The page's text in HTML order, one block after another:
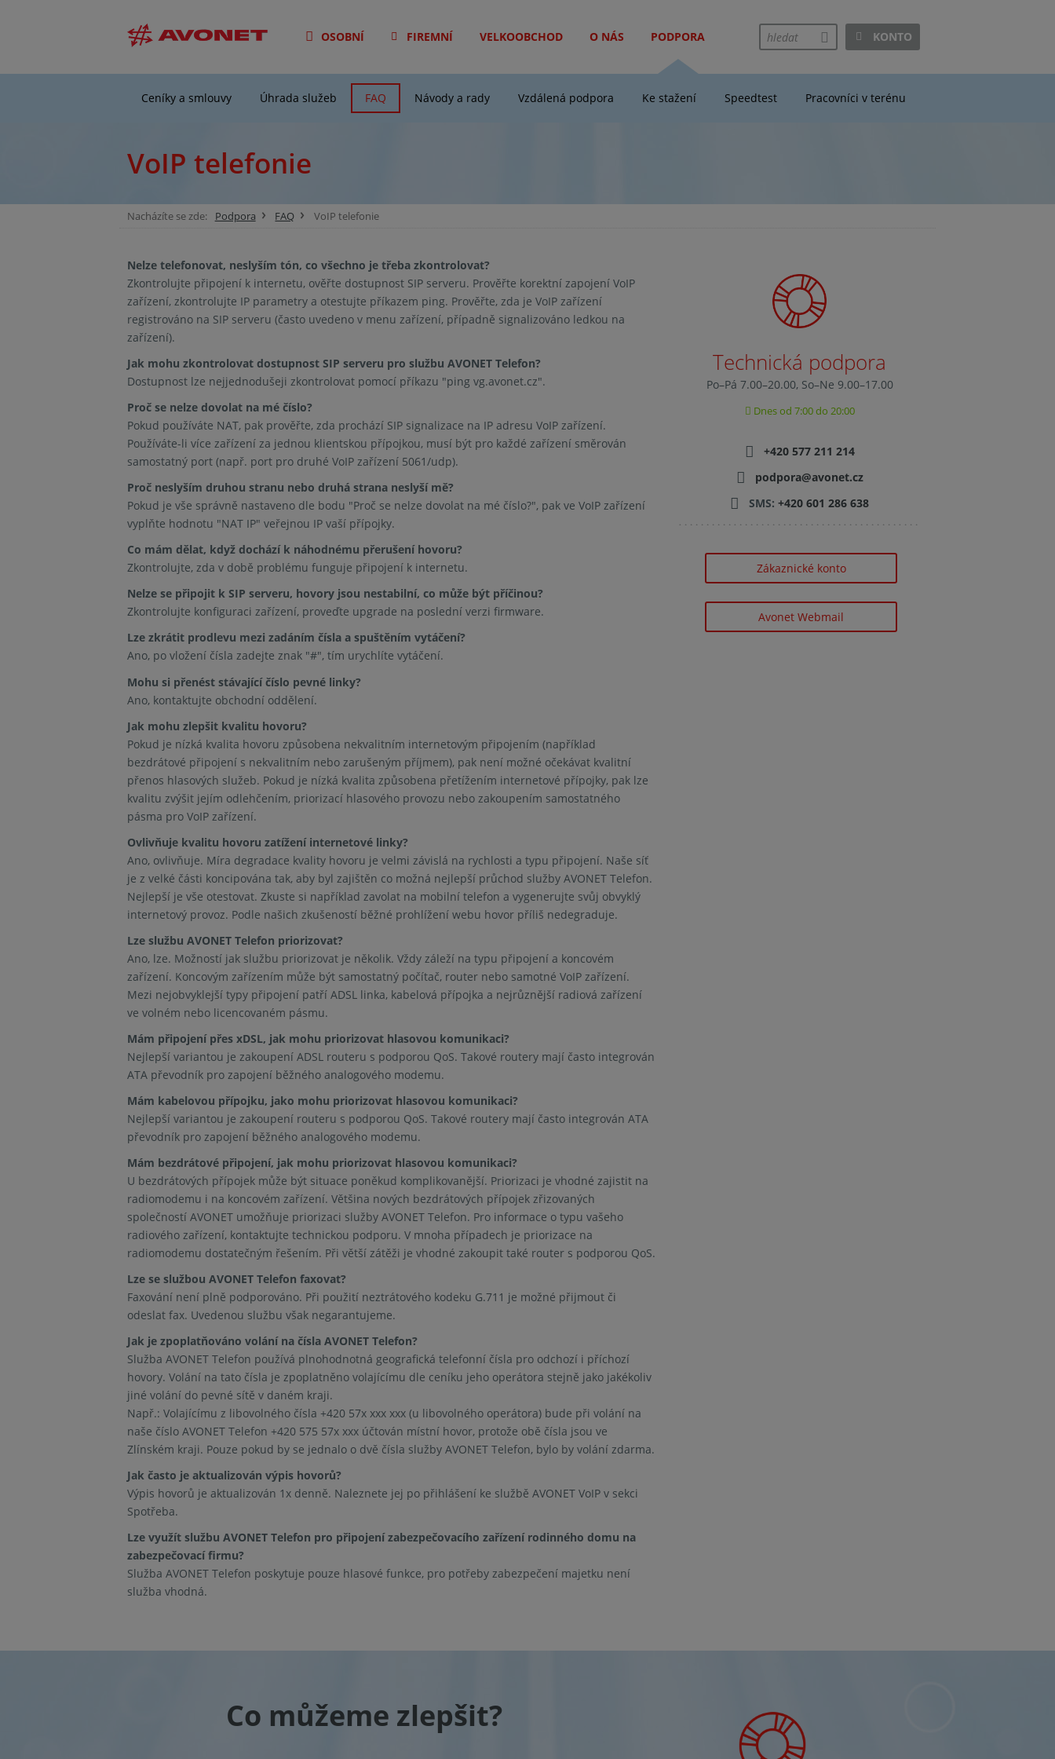
KONTO
OSOBNÍ FIREMNÍ VELKOOBCHOD O NÁS PODPORA
Ceníky a smlouvy Úhrada služeb FAQ Návody a rady Vzdálená podpora Ke stažení Speedtest Pracovníci v terénu
VoIP telefonie
Nacházíte se zde: Podpora FAQ VoIP telefonie
Nelze telefonovat, neslyším tón, co všechno je třeba zkontrolovat?
Zkontrolujte připojení k internetu, ověřte dostupnost SIP serveru. Prověřte korektní zapojení VoIP
zařízení, zkontrolujte IP parametry a otestujte příkazem ping. Prověřte, zda je VoIP zařízení
registrováno na SIP serveru (často uvedeno v menu zařízení, případně signalizováno ledkou na
zařízení).
Jak mohu zkontrolovat dostupnost SIP serveru pro službu AVONET Telefon?
Dostupnost lze nejjednodušeji zkontrolovat pomocí příkazu "ping vg.avonet.cz".
Proč se nelze dovolat na mé číslo?
Pokud používáte NAT, pak prověřte, zda prochází SIP signalizace na IP adresu VoIP zařízení.
Používáte-li více zařízení za jednou klientskou přípojkou, musí být pro každé zařízení směrován
samostatný port (např. port pro druhé VoIP zařízení 5061/udp).
Proč neslyším druhou stranu nebo druhá strana neslyší mě?
Pokud je vše správně nastaveno dle bodu "Proč se nelze dovolat na mé číslo?", pak ve VoIP zařízení
vyplňte hodnotu "NAT IP" veřejnou IP vaší přípojky.
Co mám dělat, když dochází k náhodnému přerušení hovoru?
Zkontrolujte, zda v době problému funguje připojení k internetu.
Nelze se připojit k SIP serveru, hovory jsou nestabilní, co může být příčinou?
Zkontrolujte konfiguraci zařízení, proveďte upgrade na poslední verzi firmware.
Lze zkrátit prodlevu mezi zadáním čísla a spuštěním vytáčení?
Ano, po vložení čísla zadejte znak "#", tím urychlíte vytáčení.
Mohu si přenést stávající číslo pevné linky?
Ano, kontaktujte obchodní oddělení.
Jak mohu zlepšit kvalitu hovoru?
Pokud je nízká kvalita hovoru způsobena nekvalitním internetovým připojením (například
bezdrátové připojení s nekvalitním nebo zarušeným příjmem), pak není možné očekávat kvalitní
přenos hlasových služeb. Pokud je nízká kvalita způsobena přetížením internetové přípojky, pak lze
kvalitu zvýšit jejím odlehčením, priorizací hlasového provozu nebo zakoupením samostatného
pásma pro VoIP zařízení.
Ovlivňuje kvalitu hovoru zatížení internetové linky?
Ano, ovlivňuje. Míra degradace kvality hovoru je velmi závislá na rychlosti a typu připojení. Naše síť
je z velké části koncipována tak, aby byl zajištěn co možná nejlepší průchod služby AVONET Telefon.
Nejlepší je vše otestovat. Zkuste si například zavolat na mobilní telefon a vygenerujte svůj obvyklý
internetový provoz. Podle našich zkušeností běžné prohlížení webu hovor příliš nedegraduje.
Lze službu AVONET Telefon priorizovat?
Ano, lze. Možností jak službu priorizovat je několik. Vždy záleží na typu připojení a koncovém
zařízení. Koncovým zařízením může být samostatný počítač, router nebo samotné VoIP zařízení.
Mezi nejobvyklejší typy připojení patří ADSL linka, kabelová přípojka a nejrůznější radiová zařízení
ve volném nebo licencovaném pásmu.
Mám připojení přes xDSL, jak mohu priorizovat hlasovou komunikaci?
Nejlepší variantou je zakoupení ADSL routeru s podporou QoS. Takové routery mají často integrován
ATA převodník pro zapojení běžného analogového modemu.
Mám kabelovou přípojku, jako mohu priorizovat hlasovou komunikaci?
Nejlepší variantou je zakoupení routeru s podporou QoS. Takové routery mají často integrován ATA
převodník pro zapojení běžného analogového modemu.
Mám bezdrátové připojení, jak mohu priorizovat hlasovou komunikaci?
U bezdrátových přípojek může být situace poněkud komplikovanější. Priorizaci je vhodné zajistit na
radiomodemu i na koncovém zařízení. Většina nových bezdrátových přípojek zřizovaných
společností AVONET umožňuje priorizaci služby AVONET Telefon. Pro informace o typu vašeho
radiového zařízení, kontaktujte technickou podporu. V mnoha případech je priorizace na
radiomodemu dostatečným řešením. Při větší zátěži je vhodné zakoupit také router s podporou QoS.
Lze se službou AVONET Telefon faxovat?
Faxování není plně podporováno. Při použití neztrátového kodeku G.711 je možné přijmout či
odeslat fax. Uvedenou službu však negarantujeme.
Jak je zpoplatňováno volání na čísla AVONET Telefon?
Služba AVONET Telefon používá plnohodnotná geografická telefonní čísla pro odchozí i příchozí
hovory. Volání na tato čísla je zpoplatněno volajícímu dle ceníku jeho operátora stejně jako jakékoliv
jiné volání do pevné sítě v daném kraji.
Např.: Volajícímu z libovolného čísla +420 57x xxx xxx (u libovolného operátora) bude při volání na
naše číslo AVONET Telefon +420 575 57x xxx účtován místní hovor, protože obě čísla jsou ve
Zlínském kraji. Pouze pokud by se jednalo o dvě čísla služby AVONET Telefon, bylo by volání zdarma.
Jak často je aktualizován výpis hovorů?
Výpis hovorů je aktualizován 1x denně. Naleznete jej po přihlášení ke službě AVONET VoIP v sekci
Spotřeba.
Lze využít službu AVONET Telefon pro připojení zabezpečovacího zařízení rodinného domu na
zabezpečovací firmu?
Služba AVONET Telefon poskytuje pouze hlasové funkce, pro potřeby zabezpečení majetku není
služba vhodná.
Technická podpora
Po–Pá 7.00–20.00, So–Ne 9.00–17.00
Dnes od 7:00 do 20:00
+420 577 211 214
podpora@avonet.cz
SMS:+420 601 286 638
Zákaznické konto
Avonet Webmail
Co můžeme zlepšit?